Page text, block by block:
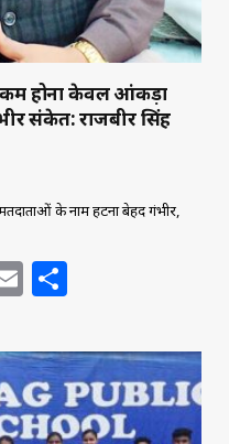
कम होना केवल आंकड़ा
संकेत: राजबीर सिंह
के नाम हटना बेहद गंभीर,
E
m
ai
l
ar
e